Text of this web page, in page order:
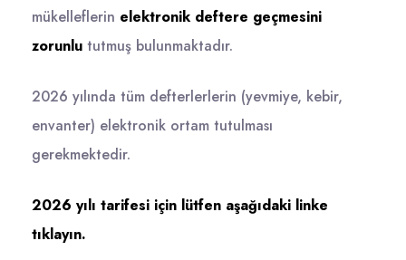
mükelleflerin elektronik deftere geçmesini
zorunlu tutmuş bulunmaktadır.
2026 yılında tüm defterlerlerin (yevmiye, kebir,
envanter) elektronik ortam tutulması
gerekmektedir.
2026 yılı tarifesi için lütfen aşağıdaki linke
tıklayın.